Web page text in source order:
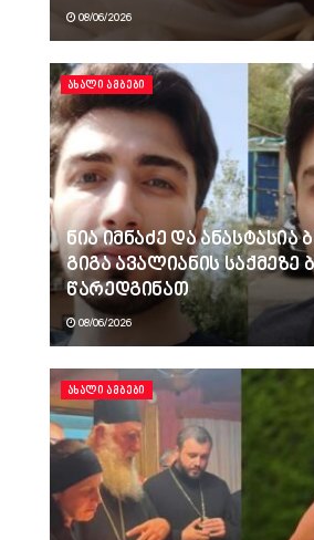
08/06/2026
ᲐᲮᲐᲚᲘ ᲐᲛᲑᲔᲑᲘ
ნია იმნაძე და ანასტასია
გიგა ავალიანის საქმეზე
წარედგინათ
08/06/2026
ᲐᲮᲐᲚᲘ ᲐᲛᲑᲔᲑᲘ